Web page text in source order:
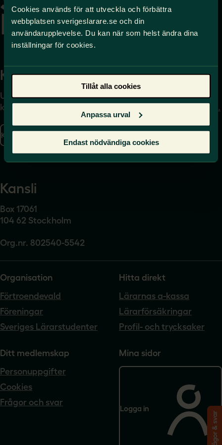
Cookies används för att utveckla och förbättra
webbplatsen sverigeslarare.se och din
användarupplevelse. Du kan när som helst ändra dina
inställningar för cookies.
Tillåt alla cookies
Anpassa urval
Endast nödvändiga cookies
Kontakta
Uppgifter om hur du
kontaktar oss finns här.
Kontakta oss
Press
Journalist – du når oss
press@sverigeslarare.
se
Presskontakt
Kansli
Box 17061
104 62 Stockholm
Org.nr. 802540-5542
Organisation
Förtroendevald
Föreningar
Sveriges Lärarstudenter
Hitta direkt
Lärarnas a-kassa
Lärarförsäkringar
Profil- och trycksaker
Ditt medlemskap
Personuppgifter
Cookies
Frågor och svar
Mina sidor
Logga in
Frågor & svar